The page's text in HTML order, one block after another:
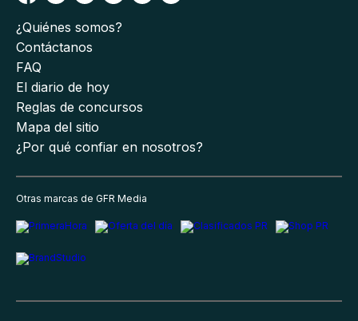
¿Quiénes somos?
Contáctanos
FAQ
El diario de hoy
Reglas de concursos
Mapa del sitio
¿Por qué confiar en nosotros?
Otras marcas de GFR Media